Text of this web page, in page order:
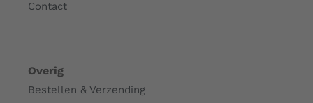
Contact
Overig
Bestellen & Verzending